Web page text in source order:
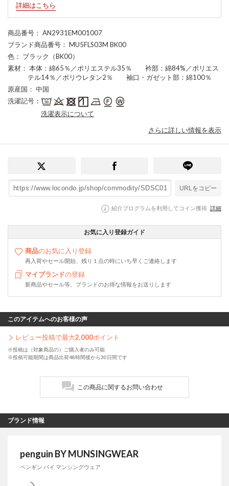
詳細はこちら
商品番号 ： AN2931EM001007
ブランド商品番号 ： MU5FLS03M BK00
色 ： ブラック（BK00）
素材 ： 本体：綿65％／ポリエステル35％ 衿部：綿84%／ポリエス
テル14％／ポリウレタン2％ 袖口・ガゼット部：綿100％
原産国 ： 中国
洗濯記号 ：
洗濯表示について
さらに詳しい情報を表示
URLをコピー
紹介プログラムを利用してコイン獲得 詳細
お気に入り登録ガイド
商品のお気に入り登録
再入荷やセール開始、残り１点の時にいち早くご連絡します
マイブランドの登録
新商品やセール等、ブランドのお得な情報をお送りします
このアイテムへのお客様の声
レビュー投稿で最大2,000ポイント
※投稿は（対象商品の）ご購入者のみ可能
※投稿可能期間は商品出荷48時間後から30日間です
この商品に関するお問い合わせ
ブランド情報
penguin BY MUNSINGWEAR
ペンギン バイ マンシングウェア